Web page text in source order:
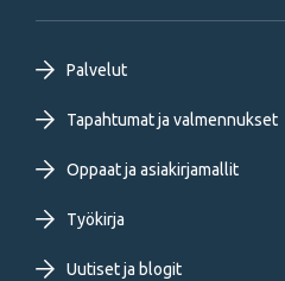
Footer
primary
menu
FI
Palvelut
Tapahtumat ja valmennukset
Oppaat ja asiakirjamallit
Työkirja
Uutiset ja blogit